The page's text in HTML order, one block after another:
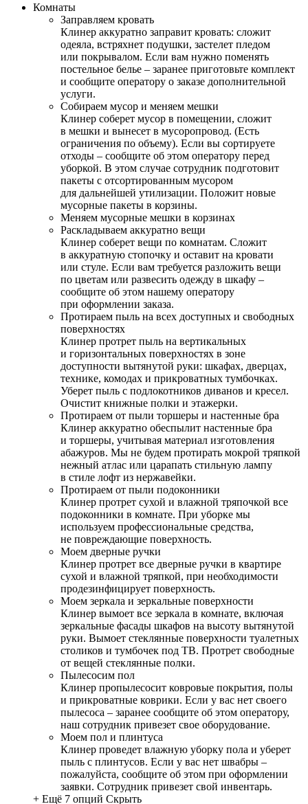
Комнаты
Заправляем кровать
Клинер аккуратно заправит кровать: сложит
одеяла, встряхнет подушки, застелет пледом
или покрывалом. Если вам нужно поменять
постельное белье – заранее приготовьте комплект
и сообщите оператору о заказе дополнительной
услуги.
Собираем мусор и меняем мешки
Клинер соберет мусор в помещении, сложит
в мешки и вынесет в мусоропровод. (Есть
ограничения по объему). Если вы сортируете
отходы – сообщите об этом оператору перед
уборкой. В этом случае сотрудник подготовит
пакеты с отсортированным мусором
для дальнейшей утилизации. Положит новые
мусорные пакеты в корзины.
Меняем мусорные мешки в корзинах
Раскладываем аккуратно вещи
Клинер соберет вещи по комнатам. Сложит
в аккуратную стопочку и оставит на кровати
или стуле. Если вам требуется разложить вещи
по цветам или развесить одежду в шкафу –
сообщите об этом нашему оператору
при оформлении заказа.
Протираем пыль на всех доступных и свободных
поверхностях
Клинер протрет пыль на вертикальных
и горизонтальных поверхностях в зоне
доступности вытянутой руки: шкафах, дверцах,
технике, комодах и прикроватных тумбочках.
Уберет пыль с подлокотников диванов и кресел.
Очистит книжные полки и этажерки.
Протираем от пыли торшеры и настенные бра
Клинер аккуратно обеспылит настенные бра
и торшеры, учитывая материал изготовления
абажуров. Мы не будем протирать мокрой тряпкой
нежный атлас или царапать стильную лампу
в стиле лофт из нержавейки.
Протираем от пыли подоконники
Клинер протрет сухой и влажной тряпочкой все
подоконники в комнате. При уборке мы
используем профессиональные средства,
не повреждающие поверхность.
Моем дверные ручки
Клинер протрет все дверные ручки в квартире
сухой и влажной тряпкой, при необходимости
продезинфицирует поверхность.
Моем зеркала и зеркальные поверхности
Клинер вымоет все зеркала в комнате, включая
зеркальные фасады шкафов на высоту вытянутой
руки. Вымоет стеклянные поверхности туалетных
столиков и тумбочек под ТВ. Протрет свободные
от вещей стеклянные полки.
Пылесосим пол
Клинер пропылесосит ковровые покрытия, полы
и прикроватные коврики. Если у вас нет своего
пылесоса – заранее сообщите об этом оператору,
наш сотрудник привезет свое оборудование.
Моем пол и плинтуса
Клинер проведет влажную уборку пола и уберет
пыль с плинтусов. Если у вас нет швабры –
пожалуйста, сообщите об этом при оформлении
заявки. Сотрудник привезет свой инвентарь.
+ Ещё 7 опций Скрыть